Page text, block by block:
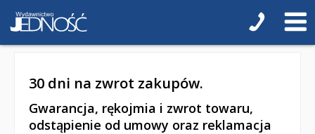
Naklejki
Promocje
QUIZY I ŁAMIGŁÓWKI NA WAKACJE -35%
30 dni na zwrot zakupów.
Gwarancja, rękojmia i zwrot towaru,
odstąpienie od umowy oraz reklamacja